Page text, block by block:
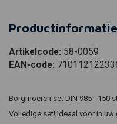
Productinformatie
Artikelcode: 58-0059
EAN-code:
Borgmoeren set DIN 985 - 150
Volledige set! Ideaal voor in uw